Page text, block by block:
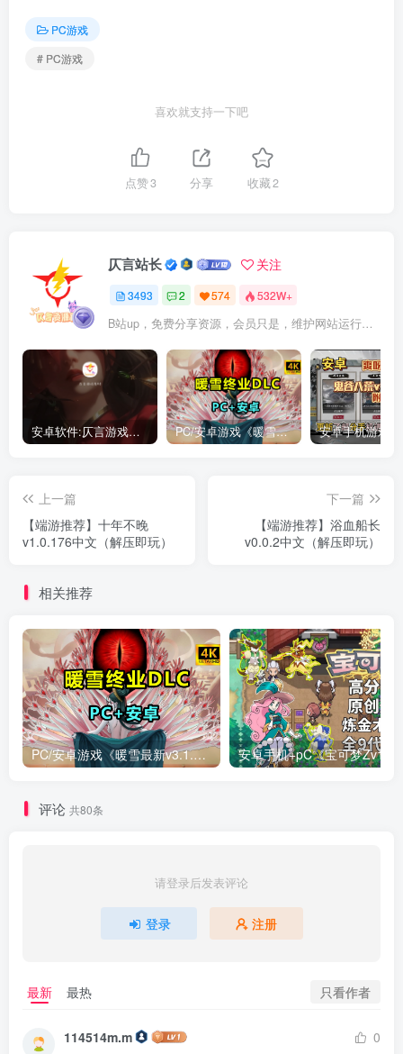
PC游戏
# PC游戏
喜欢就支持一下吧
点赞3 分享 收藏2
仄言站长 关注
3493 2 574 532W+
B站up，免费分享资源，会员只是，维护网站运行，会员权利为可以支持本地下载，更多内容，敬请期待！
安卓软件:仄言游戏库4.0APP全新上架了！没有下的赶紧下载呀！ PC/安卓游戏《暖雪最新v3.1.0.1》终业DLC整合版！
上一篇
【端游推荐】十年不晚
v1.0.176中文（解压即玩）
下一篇
【端游推荐】浴血船长
v0.0.2中文（解压即玩）
相关推荐
PC/安卓游戏《暖雪最新v3.1.0.1》终业DLC整合版！
评论 共80条
请登录后发表评论
登录 注册
最新 最热 只看作者
114514m.m
0